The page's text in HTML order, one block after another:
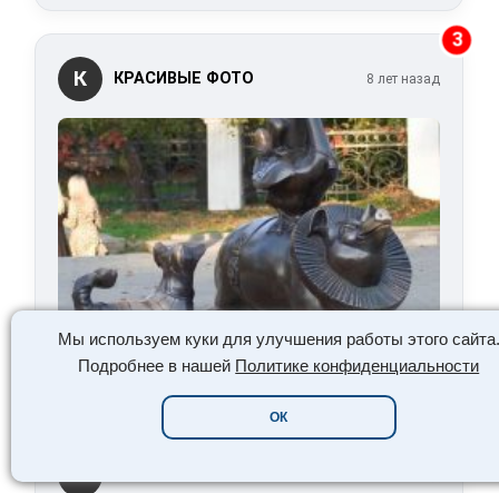
Мы используем куки для улучшения работы этого сайта.
Подробнее в нашей Политике конфиденциальности
ОК
3
К КРАСИВЫЕ ФОТО 8 лет назад
Читать сейчас:Самые интересные
памятники Таганрога — ТОП-5